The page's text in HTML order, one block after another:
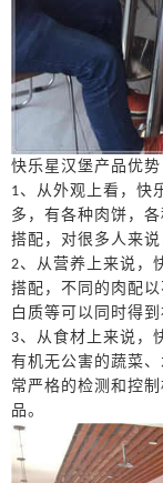
快乐星汉堡产品优势
1、从外观上看，快
多，有各种肉饼，
搭配，对很多人来说
2、从营养上来说，
搭配，不同的肉配
白质等可以同时得到
3、从食材上来说，
有机无公害的蔬菜
常严格的检测和控
品。